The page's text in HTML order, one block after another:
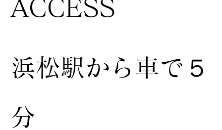
浜松駅から車で５
分
ACCESS